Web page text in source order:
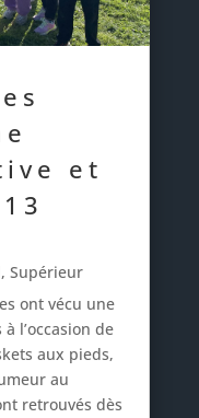
et
, Supérieur
ont vécu une
l’occasion de
aux pieds,
au
retrouvés dès